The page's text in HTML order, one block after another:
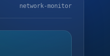
network-monitor